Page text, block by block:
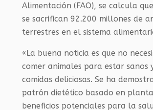
Alimentación (FAO), se calcula
se sacrifican 92.200 millones de
terrestres en el sistema
«La buena noticia es que no
comer animales para estar sanos
comidas deliciosas. Se ha
patrón dietético basado en
beneficios potenciales para la